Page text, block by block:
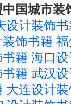
国城市装
设计装饰
饰书籍
籍 海口
籍 武汉
大连设计